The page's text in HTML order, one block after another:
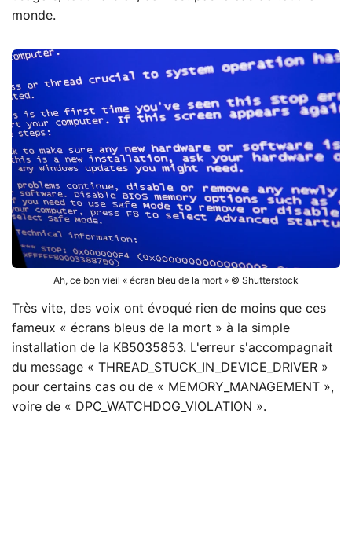
monde.
Ah, ce bon vieil « écran bleu de la mort » © Shutterstock
Très vite, des voix ont évoqué rien de moins que ces
fameux « écrans bleus de la mort » à la simple
installation de la KB5035853. L'erreur s'accompagnait
du message « THREAD_STUCK_IN_DEVICE_DRIVER »
pour certains cas ou de « MEMORY_MANAGEMENT »,
voire de « DPC_WATCHDOG_VIOLATION ».